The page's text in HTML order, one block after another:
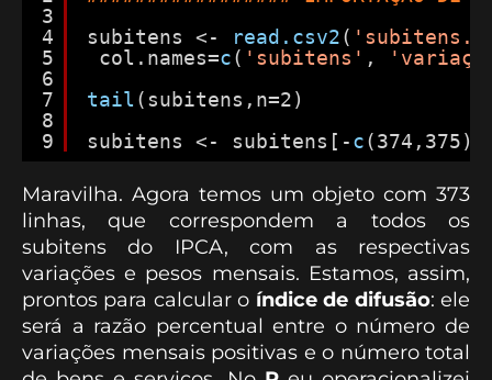
3
4
5
6
7
8
9
subitens <-
read.csv2(
col.names=c( 'subitens' ,
tail(subitens,n=2)
subitens <- subitens[-c
Maravilha. Agora temos um objeto com 373
linhas, que correspondem a todos os
subitens do IPCA, com as respectivas
variações e pesos mensais. Estamos, assim,
prontos para calcular o índice de difusão: ele
será a razão percentual entre o número de
variações mensais positivas e o número total